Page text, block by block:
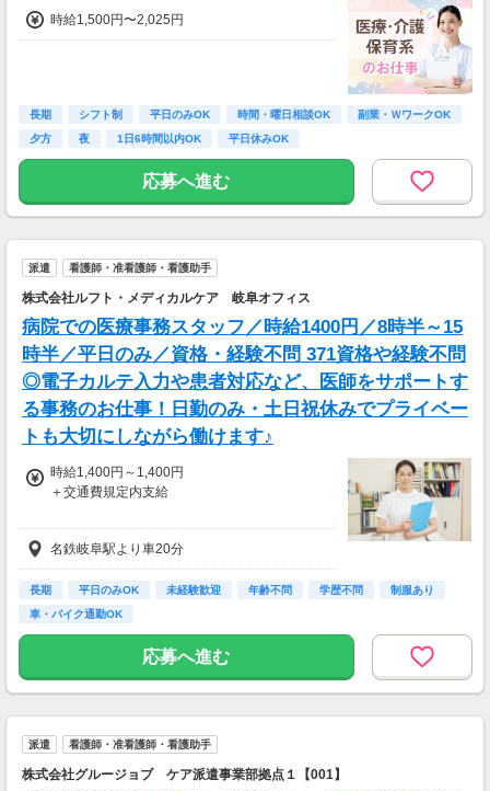
時給1,500円〜2,025円
長期 シフト制 平日のみOK 時間・曜日相談OK
副業・ＷワークOK
夕方
夜 1日6時間以内OK 平日休みOK
応募へ進む
派遣 看護師・准看護師・看護助手
株式会社ルフト・メディカルケア 岐阜オフィス
病院での医療事務スタッフ／時給1400円／8時半～15
時半／平日のみ／資格・経験不問 371資格や経験不問
◎電子カルテ入力や患者対応など、医師をサポートす
る事務のお仕事！日勤のみ・土日祝休みでプライベー
トも大切にしながら働けます♪
時給1,400円～1,400円
＋交通費規定内支給
【月収例】16万8,000円
※月20日勤務の場合
名鉄岐阜駅より車20分
長期 平日のみOK 未経験歓迎 年齢不問 学歴不問
制服あり
車・バイク通勤OK
応募へ進む
派遣 看護師・准看護師・看護助手
株式会社グルージョブ ケア派遣事業部拠点１【001】